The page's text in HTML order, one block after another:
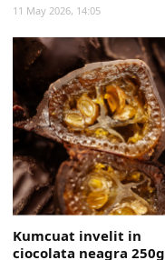
11 May 2026, 14:05
Kumcuat invelit in
ciocolata neagra 250g